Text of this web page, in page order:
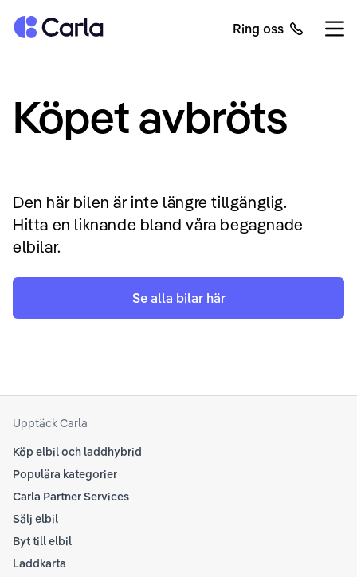
Tillbaka till startsidan Ring oss
Köpet avbröts
Den här bilen är inte längre tillgänglig.
Hitta en liknande bland våra begagnade
elbilar.
Se alla bilar här
Upptäck Carla
Köp elbil och laddhybrid
Populära kategorier
Carla Partner Services
Sälj elbil
Byt till elbil
Laddkarta